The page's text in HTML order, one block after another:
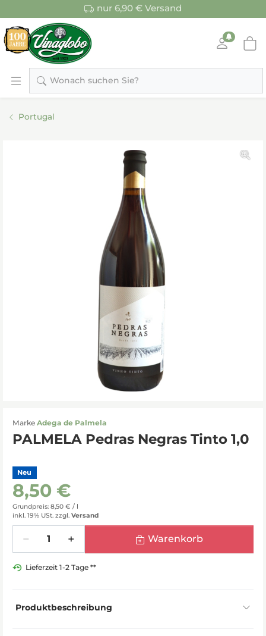
nur 6,90 € Versand
Wonach suchen Sie?
Portugal
Marke Adega de Palmela
PALMELA Pedras Negras Tinto 1,0
Neu
8,50 €
Grundpreis: 8,50 € / l
inkl. 19% USt. zzgl. Versand
Warenkorb
Lieferzeit 1-2 Tage **
Produktbeschreibung